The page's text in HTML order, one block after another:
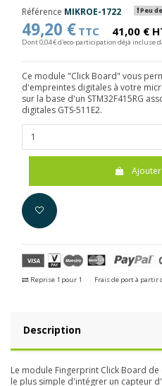
Référence MIKROE-1722 Peu
49,20 € TTC 41,00 €
Dont 0,04 € d'eco-participation déjà incluse
Ce module "Click Board" vous
d'empreintes digitales à votre
sur la base d'un STM32F415RG
digitales GTS-511E2.
Reprise 1 pour 1 Frais de port à partir
Description
Le module Fingerprint Click Board
le plus simple d'intégrer un capteur